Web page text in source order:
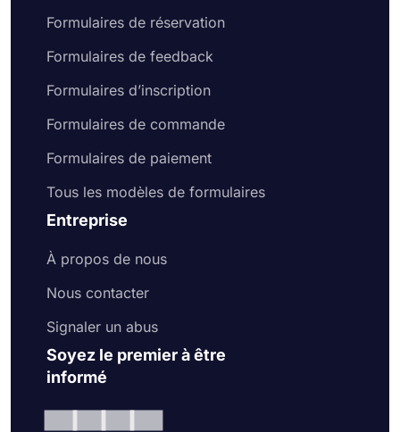
Formulaires de réservation
Formulaires de feedback
Formulaires d’inscription
Formulaires de commande
Formulaires de paiement
Tous les modèles de formulaires
Entreprise
À propos de nous
Nous contacter
Signaler un abus
Soyez le premier à être
informé